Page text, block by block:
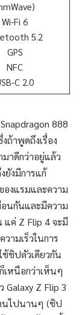
Wi-Fi 6
5.2
GPS
NFC
C 2.0
888
ถ้าพูดถึงเรื่อง
มาดีกว่าอยู่แล้ว
ยังมีการแก้
งแรมและความ
นกันและมีความ
แค่ Z Flip 4 จะมี
ามเร็วในการ
ช้ชิปตัวเดียวกัน
เหนือกว่าเห็นๆ
Z Flip 3
านไปนานๆ (ชิป